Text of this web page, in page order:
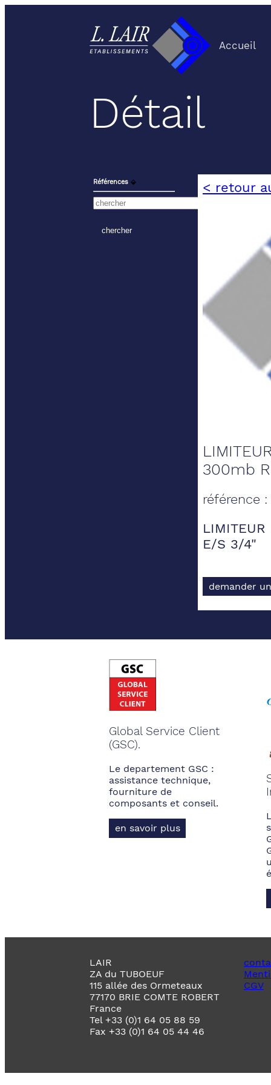
Accueil
Détail
Références ⬙ < retour
300mb
référence
E/S 3/4"
demander
Global Service Client
(GSC).
Le departement GSC :
assistance technique,
fourniture de
composants et conseil.
en savoir plus
LAIR
ZA du TUBOEUF
115 allée des Ormeteaux
77170 BRIE COMTE ROBERT
France
Tel +33 (0)1 64 05 88 59
Fax +33 (0)1 64 05 44 46
CGV